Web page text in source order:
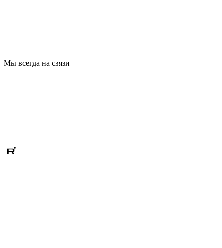
Мы всегда на связи